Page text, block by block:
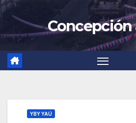
Concepción
YBY YAÚ